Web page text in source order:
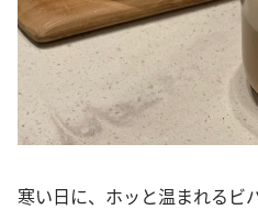
寒い日に、ホッと温まれるビ